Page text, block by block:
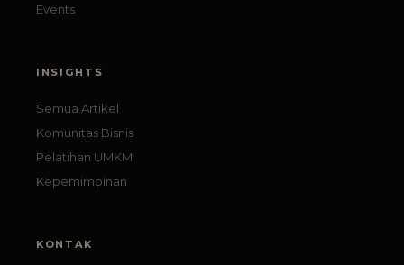
Events
INSIGHTS
Semua Artikel
Komunitas Bisnis
Pelatihan UMKM
Kepemimpinan
KONTAK